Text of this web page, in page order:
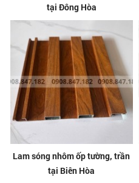
tại Đông Hòa
Lam sóng nhôm ốp tường, trần
tại Biên Hòa